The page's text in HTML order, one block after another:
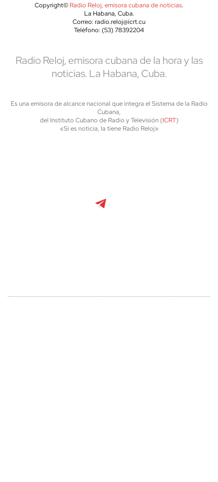
Copyright© Radio Reloj, emisora cubana de noticias.
La Habana, Cuba.
Correo: radio.reloj@icrt.cu
Teléfono: (53) 78392204
Radio Reloj, emisora cubana de la hora y las
noticias. La Habana, Cuba.
Es una emisora de alcance nacional que integra el Sistema de la Radio
Cubana,
del Instituto Cubano de Radio y Televisión (ICRT)
«Si es noticia, la tiene Radio Reloj»